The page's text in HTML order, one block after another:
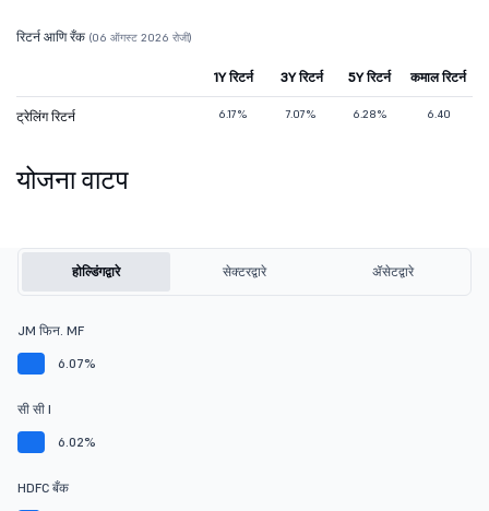
रिटर्न आणि रँक (06 ऑगस्ट 2026 रोजी)
1Y रिटर्न 3Y रिटर्न 5Y रिटर्न कमाल रिटर्न
ट्रेलिंग रिटर्न 6.17% 7.07% 6.28% 6.40
योजना वाटप
होल्डिंगद्वारे सेक्टरद्वारे ॲसेटद्वारे
JM फिन. MF
6.07%
सी सी I
6.02%
HDFC बँक